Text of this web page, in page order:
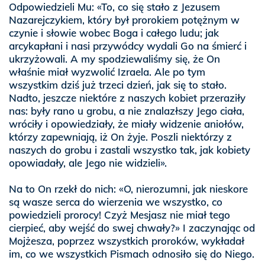
Odpowiedzieli Mu: «To, co się stało z Jezusem
Nazarejczykiem, który był prorokiem potężnym w
czynie i słowie wobec Boga i całego ludu; jak
arcykapłani i nasi przywódcy wydali Go na śmierć i
ukrzyżowali. A my spodziewaliśmy się, że On
właśnie miał wyzwolić Izraela. Ale po tym
wszystkim dziś już trzeci dzień, jak się to stało.
Nadto, jeszcze niektóre z naszych kobiet przeraziły
nas: były rano u grobu, a nie znalazłszy Jego ciała,
wróciły i opowiedziały, że miały widzenie aniołów,
którzy zapewniają, iż On żyje. Poszli niektórzy z
naszych do grobu i zastali wszystko tak, jak kobiety
opowiadały, ale Jego nie widzieli».
Na to On rzekł do nich: «O, nierozumni, jak nieskore
są wasze serca do wierzenia we wszystko, co
powiedzieli prorocy! Czyż Mesjasz nie miał tego
cierpieć, aby wejść do swej chwały?» I zaczynając od
Mojżesza, poprzez wszystkich proroków, wykładał
im, co we wszystkich Pismach odnosiło się do Niego.